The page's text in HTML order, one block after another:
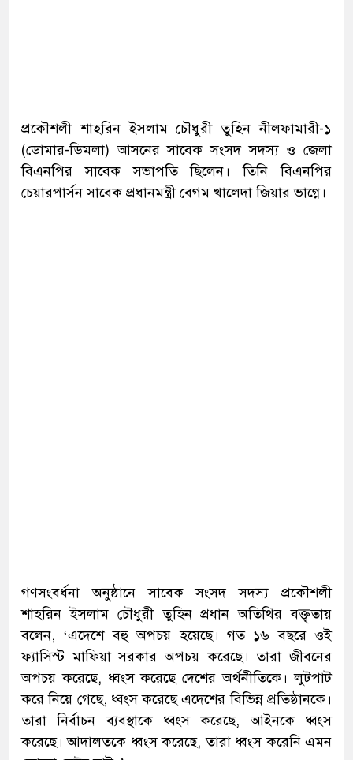
প্রকৌশলী শাহরিন ইসলাম চৌধুরী তুহিন নীলফামারী-১
(ডোমার-ডিমলা) আসনের সাবেক সংসদ সদস্য ও জেলা
বিএনপির সাবেক সভাপতি ছিলেন। তিনি বিএনপির
চেয়ারপার্সন সাবেক প্রধানমন্ত্রী বেগম খালেদা জিয়ার ভাগ্নে।
গণসংবর্ধনা অনুষ্ঠানে সাবেক সংসদ সদস্য প্রকৌশলী
শাহরিন ইসলাম চৌধুরী তুহিন প্রধান অতিথির বক্তৃতায়
বলেন, ‘এদেশে বহু অপচয় হয়েছে। গত ১৬ বছরে ওই
ফ্যাসিস্ট মাফিয়া সরকার অপচয় করেছে। তারা জীবনের
অপচয় করেছে, ধ্বংস করেছে দেশের অর্থনীতিকে। লুটপাট
করে নিয়ে গেছে, ধ্বংস করেছে এদেশের বিভিন্ন প্রতিষ্ঠানকে।
তারা নির্বাচন ব্যবস্থাকে ধ্বংস করেছে, আইনকে ধ্বংস
করেছে। আদালতকে ধ্বংস করেছে, তারা ধ্বংস করেনি এমন